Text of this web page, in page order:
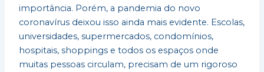
importância. Porém, a pandemia do novo
coronavírus deixou isso ainda mais evidente. Escolas,
universidades, supermercados, condomínios,
hospitais, shoppings e todos os espaços onde
muitas pessoas circulam, precisam de um rigoroso